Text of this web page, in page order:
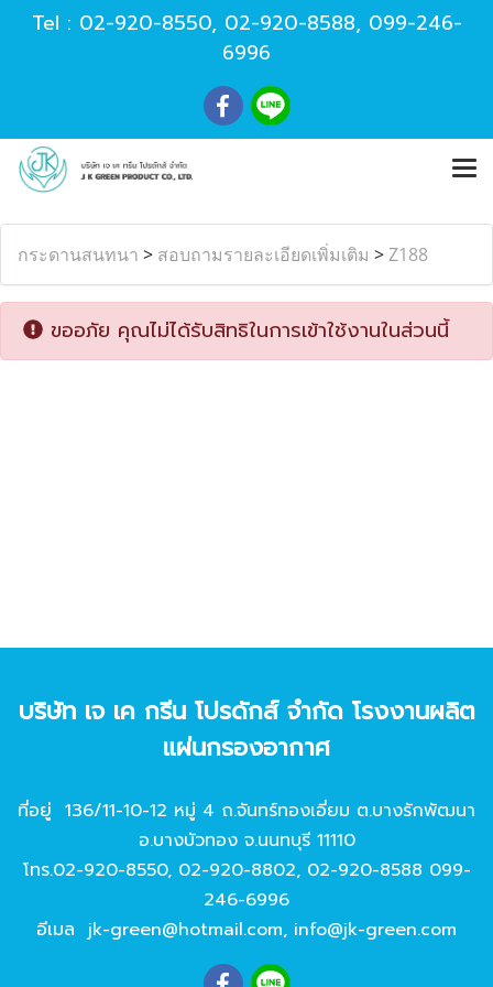
Tel : 02-920-8550, 02-920-8588, 099-246-
6996
กระดานสนทนา > สอบถามรายละเอียดเพิ่มเติม >Z188
ขออภัย คุณไม่ได้รับสิทธิในการเข้าใช้งานในส่วนนี้
บริษัท เจ เค กรีน โปรดักส์ จํากัด โรงงานผลิต
แผ่นกรองอากาศ
ที่อยู่ 136/11-10-12 หมู่ 4 ถ.จันทร์ทองเอี่ยม ต.บางรักพัฒนา
อ.บางบัวทอง จ.นนทบุรี 11110
โทร.02-920-8550, 02-920-8802, 02-920-8588 099-
246-6996
อีเมล jk-green@hotmail.com, info@jk-green.com